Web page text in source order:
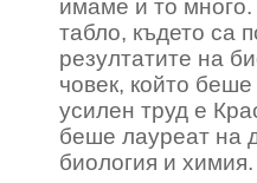
имаме и то
табло, където са
резултатите на
човек, който
усилен труд е
беше лауреат на
биология и